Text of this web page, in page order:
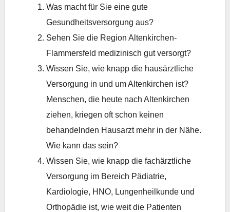
Was macht für Sie eine gute
Gesundheitsversorgung aus?
Sehen Sie die Region Altenkirchen-
Flammersfeld medizinisch gut versorgt?
Wissen Sie, wie knapp die hausärztliche
Versorgung in und um Altenkirchen ist?
Menschen, die heute nach Altenkirchen
ziehen, kriegen oft schon keinen
behandelnden Hausarzt mehr in der Nähe.
Wie kann das sein?
Wissen Sie, wie knapp die fachärztliche
Versorgung im Bereich Pädiatrie,
Kardiologie, HNO, Lungenheilkunde und
Orthopädie ist, wie weit die Patienten